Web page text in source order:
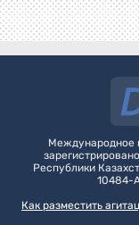
Международное
Республики
10484-
Как разместить